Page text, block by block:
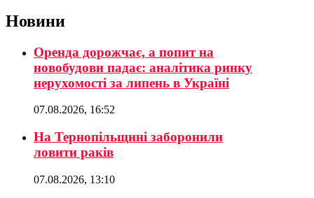
Новини
Оренда дорожчає, а попит на
новобудови падає: аналітика ринку
нерухомості за липень в Україні
07.08.2026, 16:52
На Тернопільщині заборонили
ловити раків
07.08.2026, 13:10